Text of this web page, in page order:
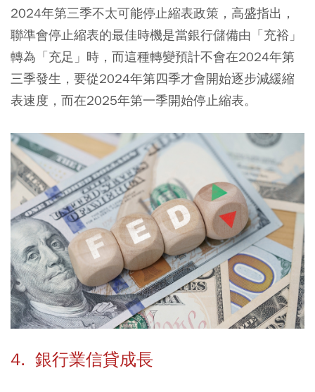
2024年第三季不太可能停止縮表政策，高盛指出，
聯準會停止縮表的最佳時機是當銀行儲備由「充裕」
轉為「充足」時，而這種轉變預計不會在2024年第
三季發生，要從2024年第四季才會開始逐步減緩縮
表速度，而在2025年第一季開始停止縮表。
4. 銀行業信貸成長